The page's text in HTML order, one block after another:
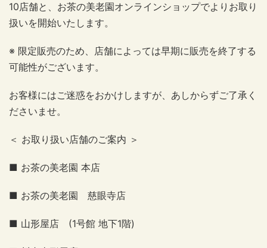
10店舗と、お茶の美老園オンラインショップでよりお取り
扱いを開始いたします。
※ 限定販売のため、店舗によっては早期に販売を終了する
可能性がございます。
お客様にはご迷惑をおかけしますが、あしからずご了承く
ださいませ。
＜ お取り扱い店舗のご案内 ＞
■ お茶の美老園 本店
■ お茶の美老園 慈眼寺店
■ 山形屋店 (1号館 地下1階)